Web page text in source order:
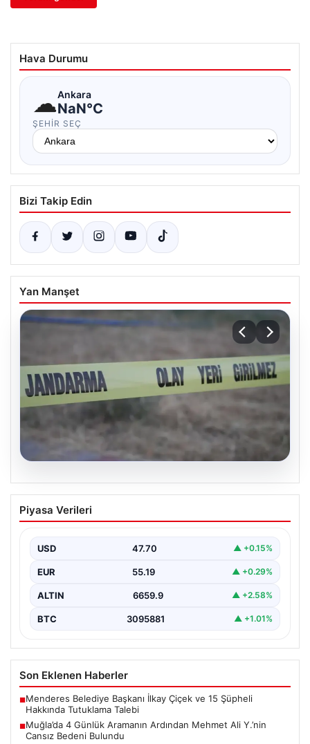
Hava Durumu
☁Ankara
NaN°C
ŞEHIR SEÇ
Bizi Takip Edin
Yan Manşet
Muğla’da 4 Günlük Aramanın Ardından
Mehmet Ali Y.’nin Cansız Bedeni
Muğla’nın Seydikemer ilçesinde, dört gün boyunca
Piyasa Verileri
USD 47.70 ▲ +0.15%
EUR 55.19 ▲ +0.29%
ALTIN 6659.9 ▲ +2.58%
BTC 3095881 ▲ +1.01%
Son Eklenen Haberler
■Menderes Belediye Başkanı İlkay Çiçek ve 15 Şüpheli
Hakkında Tutuklama Talebi
■Muğla’da 4 Günlük Aramanın Ardından Mehmet Ali Y.’nin
Cansız Bedeni Bulundu